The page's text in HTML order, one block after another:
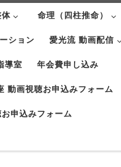
体 命理（四柱推命）
ション 愛光流 動画配信
導室 年会費申し込み
動画視聴お申込みフォーム
申込みフォーム